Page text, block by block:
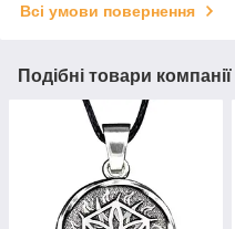
Всі умови повернення
Подібні товари компанії